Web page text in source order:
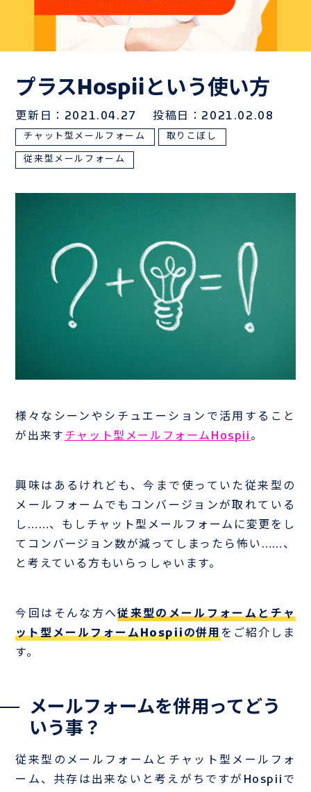
お問い合わせ
御社のシナリオサンプルをご用意いたします。
お気軽にお問い合わせください！
Hospiiを体験しながら
お問い合わせ
お電話でのお問い合わせはこちら
TEL 03-3839-0888
プラスHospiiという使い方
更新日：2021.04.27投稿日：2021.02.08
チャット型メールフォーム
取りこぼし
従来型メールフォーム
様々なシーンやシチュエーションで活用すること
が出来す チャット型メールフォームHospii 。
興味はあるけれども、今まで使っていた従来型の
メールフォームでもコンバージョンが取れている
し……、もしチャット型メールフォームに変更をし
てコンバージョン数が減ってしまったら怖い……、
と考えている方もいらっしゃいます。
今回はそんな方へ従来型のメールフォームとチャ
ット型メールフォームHospiiの併用をご紹介しま
す。
メールフォームを併用ってどう
いう事？
従来型のメールフォームとチャット型メールフォ
ーム、共存は出来ないと考えがちですがHospiiで